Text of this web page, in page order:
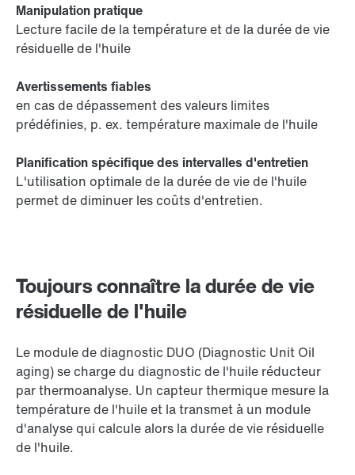
Toujours connaître la durée de vie
résiduelle de l'huile
Le module de diagnostic DUO (Diagnostic Unit Oil
aging) se charge du diagnostic de l'huile réducteur
par thermoanalyse. Un capteur thermique mesure la
température de l'huile et la transmet à un module
d'analyse qui calcule alors la durée de vie résiduelle
de l'huile.
Manipulation pratique
Lecture facile de la température et de la durée de vie
résiduelle de l'huile
Avertissements fiables
en cas de dépassement des valeurs limites
prédéfinies, p. ex. température maximale de l'huile
Planification spécifique des intervalles d'entretien
L'utilisation optimale de la durée de vie de l'huile
permet de diminuer les coûts d'entretien.